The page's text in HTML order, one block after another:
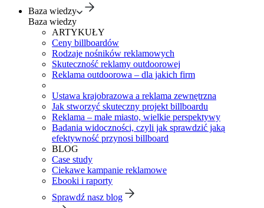
Baza wiedzy
Baza wiedzy
ARTYKUŁY
Ceny billboardów
Rodzaje nośników reklamowych
Skuteczność reklamy outdoorowej
Reklama outdoorowa – dla jakich firm
Ustawa krajobrazowa a reklama zewnętrzna
Jak stworzyć skuteczny projekt billboardu
Reklama – małe miasto, wielkie perspektywy
Badania widoczności, czyli jak sprawdzić jaką
efektywność przynosi billboard
BLOG
Case study
Ciekawe kampanie reklamowe
Ebooki i raporty
Sprawdź nasz blog